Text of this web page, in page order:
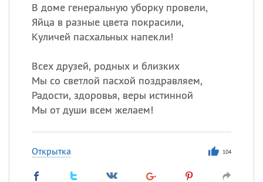
В доме генеральную уборку провели,
Яйца в разные цвета покрасили,
Куличей пасхальных напекли!
Всех друзей, родных и близких
Мы со светлой пасхой поздравляем,
Радости, здоровья, веры истинной
Мы от души всем желаем!
Открытка 104